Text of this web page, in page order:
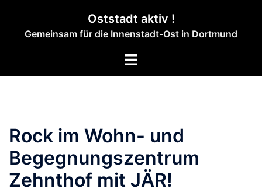
springen
Oststadt aktiv !
Gemeinsam für die Innenstadt-Ost in Dortmund
Menü
Rock im Wohn- und
Begegnungszentrum
Zehnthof mit JÄR!